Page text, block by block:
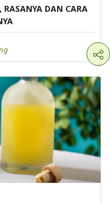
DAN CARA